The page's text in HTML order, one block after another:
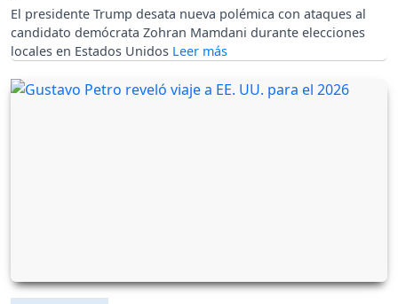
El presidente Trump desata nueva polémica con ataques al
candidato demócrata Zohran Mamdani durante elecciones
locales en Estados Unidos